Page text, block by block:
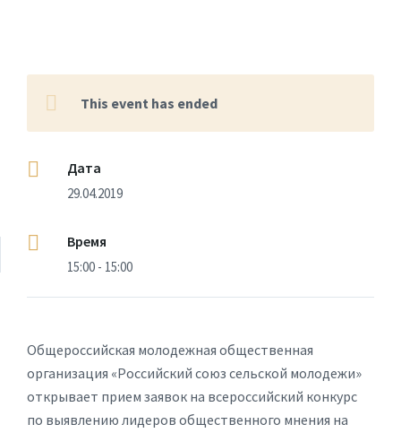
This event has ended
Дата
29.04.2019
Время
15:00 - 15:00
Общероссийская молодежная общественная
организация «Российский союз сельской молодежи»
открывает прием заявок на всероссийский конкурс
по выявлению лидеров общественного мнения на